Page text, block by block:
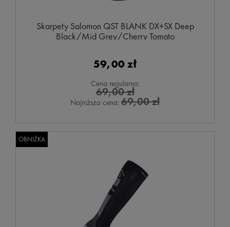
Skarpety Salomon QST BLANK DX+SX Deep
Black/Mid Grey/Cherry Tomato
59,00 zł
Cena regularna:
69,00 zł
Najniższa cena: 69,00 zł
OBNIŻKA